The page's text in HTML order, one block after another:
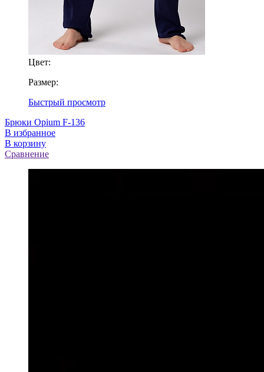
Цвет:
Размер:
Быстрый просмотр
Брюки Opium F-136
В избранное
В корзину
Сравнение